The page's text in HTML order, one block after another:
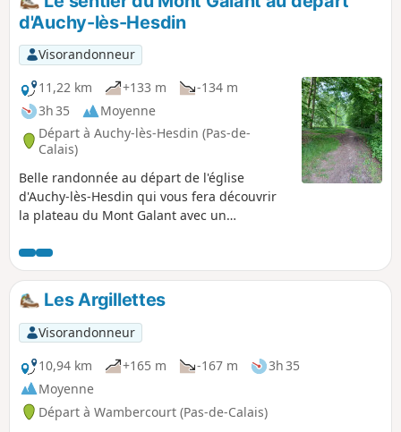
chevreuils.
d'Auchy-lès-Hesdin
Visorandonneur
11,22 km
+133 m
-134 m
3h 35
Moyenne
Départ à Auchy-lès-Hesdin (Pas-de-
Calais)
Belle randonnée au départ de l'église
d'Auchy-lès-Hesdin qui vous fera découvrir
la plateau du Mont Galant avec un
bordure de la Forêt Domaniale d'Hesdin avec
une vue sur la Ferme du bois de Saint-Jean
une ancienne Commanderie de l'Ordre des
Hospitaliers. La seule difficulté est une côte
pour sortir du village d'Auchy.
Les Argillettes
Visorandonneur
10,94 km
+165 m -167 m
3h 35
Moyenne
Départ à Wambercourt (Pas-de-Calais)